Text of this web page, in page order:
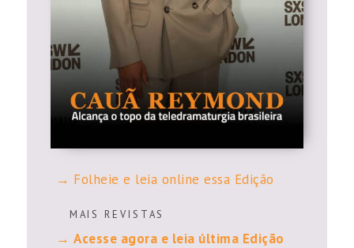
Folheie e leia online essa Edição
M A I S R E V I S T A S
Acesse agora e leia última Edição